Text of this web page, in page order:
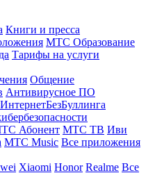
Книги и пресса
МТС Образование
Тарифы на услуги
Общение
Антивирусное ПО
Абонент МТС ТВ Иви
МТС Music Все приложения
Xiaomi Honor Realme Все